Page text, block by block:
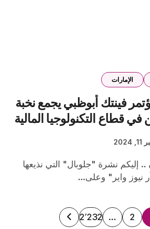
الإمارات
(11): مؤتمر فينتك أبوظبي يجمع نخبة
في قطاع التكنولوجيا المالية
نيوز واير" وعلى...
2
… 2٬232